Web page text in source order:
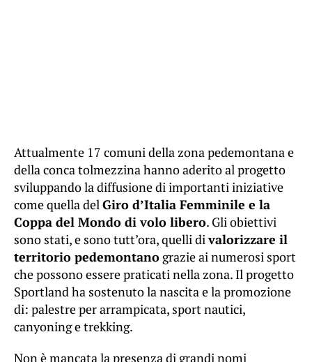
Attualmente 17 comuni della zona pedemontana e
della conca tolmezzina hanno aderito al progetto
sviluppando la diffusione di importanti iniziative
come quella delGiro d’Italia Femminile e la
Coppa del Mondo di volo libero. Gli obiettivi
sono stati, e sono tutt’ora, quelli divalorizzare il
territorio pedemontano grazie ai numerosi sport
che possono essere praticati nella zona. Il progetto
Sportland ha sostenuto la nascita e la promozione
di: palestre per arrampicata, sport nautici,
canyoning e trekking.
Non è mancata la presenza di grandi nomi